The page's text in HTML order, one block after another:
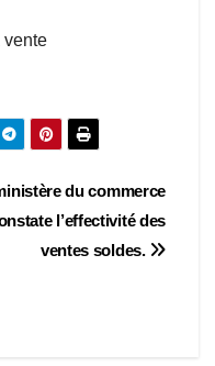
vente
du commerce
l’effectivité des
ventes soldes.